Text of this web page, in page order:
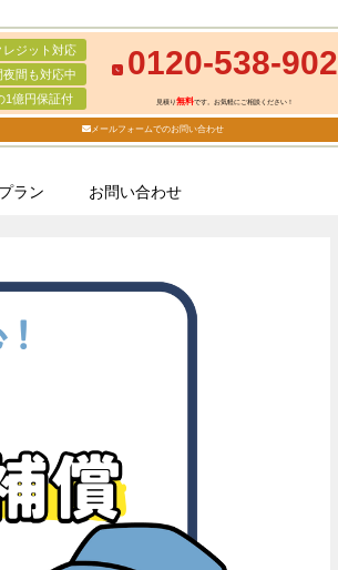
レジット対応
夜間も対応中
1億円保証付
0120-538-902
見積り無料です。お気軽にご相談ください！
メールフォームでのお問い合わせ
ラン お問い合わせ